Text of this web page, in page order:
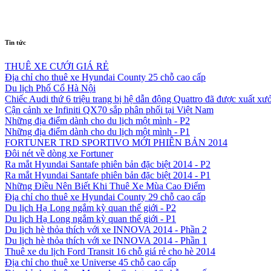
Tin tức
THUÊ XE CƯỚI GIÁ RẺ
Địa chỉ cho thuê xe Hyundai County 25 chỗ cao cấp
Du lịch Phố Cổ Hà Nội
Chiếc Audi thứ 6 triệu trang bị hệ dẫn động Quattro đã được xuất
Cận cảnh xe Infiniti QX70 sắp phân phối tại Việt Nam
Những địa điểm dành cho du lịch một mình - P2
Những địa điểm dành cho du lịch một mình - P1
FORTUNER TRD SPORTIVO MỚI PHIÊN BẢN 2014
Đôi nét về dòng xe Fortuner
Ra mắt Hyundai Santafe phiên bản đặc biệt 2014 - P2
Ra mắt Hyundai Santafe phiên bản đặc biệt 2014 - P1
Những Điều Nên Biết Khi Thuê Xe Mùa Cao Điểm
Địa chỉ cho thuê xe Hyundai County 29 chỗ cao cấp
Du lịch Hạ Long ngắm kỳ quan thế giới - P2
Du lịch Hạ Long ngắm kỳ quan thế giới - P1
Du lịch hè thỏa thích với xe INNOVA 2014 - Phần 2
Du lịch hè thỏa thích với xe INNOVA 2014 - Phần 1
Thuê xe du lịch Ford Transit 16 chỗ giá rẻ cho hè 2014
Địa chỉ cho thuê xe Universe 45 chỗ cao cấp